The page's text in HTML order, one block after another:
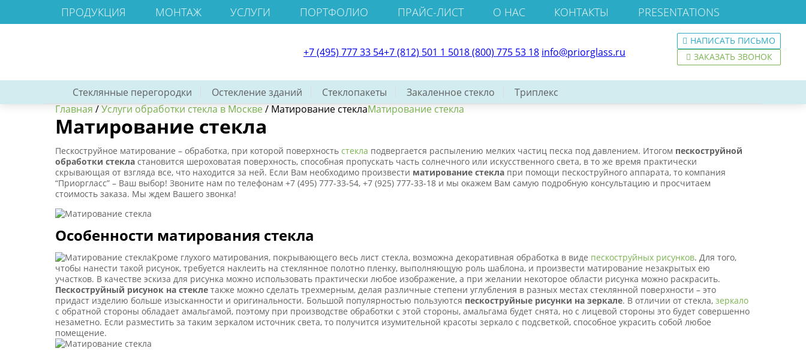
ПРОДУКЦИЯ МОНТАЖ УСЛУГИ ПОРТФОЛИО ПРАЙС-ЛИСТ О НАС КОНТАКТЫ PRESENTATIONS
+7 (495) 777 33 54+7 (812) 501 1 5018 (800) 775 53 18 info@priorglass.ru
НАПИСАТЬ ПИСЬМО
ЗАКАЗАТЬ ЗВОНОК
Стеклянные перегородки Остекление зданий Стеклопакеты Закаленное стекло Триплекс
Главная /Услуги обработки стекла в Москве/ Матирование стеклаМатирование стекла
Матирование стекла
Пескоструйное матирование – обработка, при которой поверхность стекла подвергается распылению мелких частиц песка под давлением. Итогом пескоструйной
обработки стекла становится шероховатая поверхность, способная пропускать часть солнечного или искусственного света, в то же время практически
скрывающая от взгляда все, что находится за ней. Если Вам необходимо произвести матирование стекла при помощи пескоструйного аппарата, то компания
“Приоргласс” – Ваш выбор! Звоните нам по телефонам +7 (495) 777-33-54, +7 (925) 777-33-18 и мы окажем Вам самую подробную консультацию и просчитаем
стоимость заказа. Мы ждем Вашего звонка!
Особенности матирования стекла
Кроме глухого матирования, покрывающего весь лист стекла, возможна декоративная обработка в виде пескоструйных рисунков. Для того,
чтобы нанести такой рисунок, требуется наклеить на стеклянное полотно пленку, выполняющую роль шаблона, и произвести матирование незакрытых ею
участков. В качестве эскиза для рисунка можно использовать практически любое изображение, а при желании некоторое области рисунка можно раскрасить.
Пескоструйный рисунок на стекле также можно сделать трехмерным, делая различные степени углубления в разных местах стеклянной поверхности – это
придаст изделию больше изысканности и оригинальности. Большой популярностью пользуются пескоструйные рисунки на зеркале. В отличии от стекла, зеркало
с обратной стороны обладает амальгамой, поэтому при производстве обработки с этой стороны, амальгама будет снята, но с лицевой стороны это будет совершенно
незаметно. Если разместить за таким зеркалом источник света, то получится изумительной красоты зеркало с подсветкой, способное украсить собой любое
помещение.